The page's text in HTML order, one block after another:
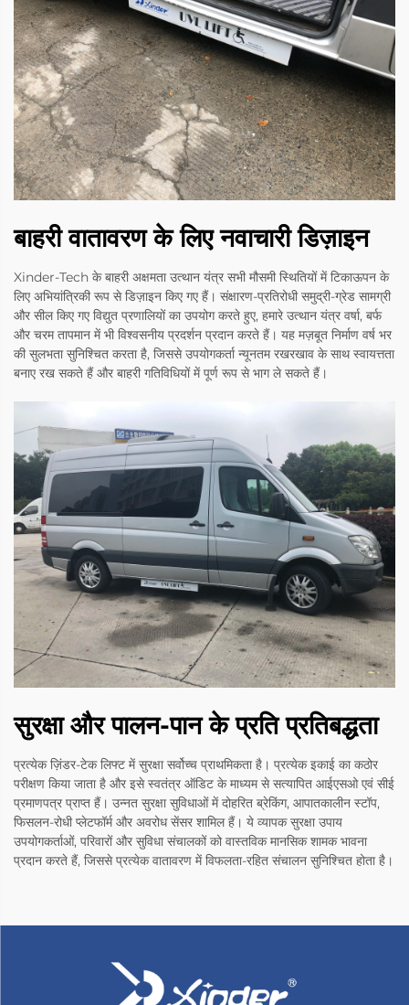
बाहरी वातावरण के लिए नवाचारी डिज़ाइन
Xinder-Tech के बाहरी अक्षमता उत्थान यंत्र सभी मौसमी स्थितियों में टिकाऊपन के
लिए अभियांत्रिकी रूप से डिज़ाइन किए गए हैं। संक्षारण-प्रतिरोधी समुद्री-ग्रेड सामग्री
और सील किए गए विद्युत प्रणालियों का उपयोग करते हुए, हमारे उत्थान यंत्र वर्षा, बर्फ
और चरम तापमान में भी विश्वसनीय प्रदर्शन प्रदान करते हैं। यह मज़बूत निर्माण वर्ष भर
की सुलभता सुनिश्चित करता है, जिससे उपयोगकर्ता न्यूनतम रखरखाव के साथ स्वायत्तता
बनाए रख सकते हैं और बाहरी गतिविधियों में पूर्ण रूप से भाग ले सकते हैं।
सुरक्षा और पालन-पान के प्रति प्रतिबद्धता
प्रत्येक ज़िंडर-टेक लिफ्ट में सुरक्षा सर्वोच्च प्राथमिकता है। प्रत्येक इकाई का कठोर
परीक्षण किया जाता है और इसे स्वतंत्र ऑडिट के माध्यम से सत्यापित आईएसओ एवं सीई
प्रमाणपत्र प्राप्त हैं। उन्नत सुरक्षा सुविधाओं में दोहरित ब्रेकिंग, आपातकालीन स्टॉप,
फिसलन-रोधी प्लेटफॉर्म और अवरोध सेंसर शामिल हैं। ये व्यापक सुरक्षा उपाय
उपयोगकर्ताओं, परिवारों और सुविधा संचालकों को वास्तविक मानसिक शामक भावना
प्रदान करते हैं, जिससे प्रत्येक वातावरण में विफलता-रहित संचालन सुनिश्चित होता है।